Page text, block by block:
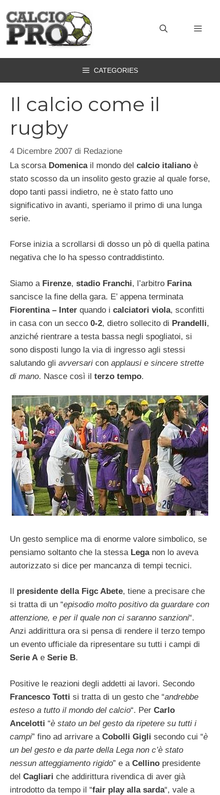
contenuto
CATEGORIES
Il calcio come il
rugby
4 Dicembre 2007 di Redazione
La scorsa Domenica il mondo del calcio italiano è
stato scosso da un insolito gesto grazie al quale forse,
dopo tanti passi indietro, ne è stato fatto uno
significativo in avanti, speriamo il primo di una lunga
serie.
Forse inizia a scrollarsi di dosso un pò di quella patina
negativa che lo ha spesso contraddistinto.
Siamo a Firenze, stadio Franchi, l’arbitro Farina
sancisce la fine della gara. E’ appena terminata
Fiorentina – Inter quando i calciatori viola, sconfitti
in casa con un secco 0-2, dietro sollecito di Prandelli,
anziché rientrare a testa bassa negli spogliatoi, si
sono disposti lungo la via di ingresso agli stessi
salutando gli avversari con applausi e sincere strette
di mano. Nasce così il terzo tempo.
Un gesto semplice ma di enorme valore simbolico, se
pensiamo soltanto che la stessa Lega non lo aveva
autorizzato si dice per mancanza di tempi tecnici.
Il presidente della Figc Abete, tiene a precisare che
si tratta di un “episodio molto positivo da guardare con
attenzione, e per il quale non ci saranno sanzioni“.
Anzi addirittura ora si pensa di rendere il terzo tempo
un evento ufficiale da ripresentare su tutti i campi di
Serie A e Serie B.
Positive le reazioni degli addetti ai lavori. Secondo
Francesco Totti si tratta di un gesto che “andrebbe
esteso a tutto il mondo del calcio“. Per Carlo
Ancelotti “è stato un bel gesto da ripetere su tutti i
campi” fino ad arrivare a Cobolli Gigli secondo cui “è
un bel gesto e da parte della Lega non c’è stato
nessun atteggiamento rigido” e a Cellino presidente
del Cagliari che addirittura rivendica di aver già
introdotto da tempo il “fair play alla sarda“, vale a